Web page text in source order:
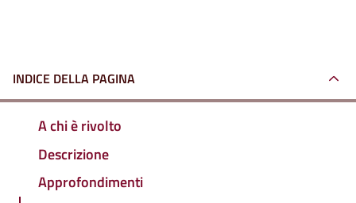
INDICE DELLA PAGINA
A chi è rivolto
Descrizione
Approfondimenti